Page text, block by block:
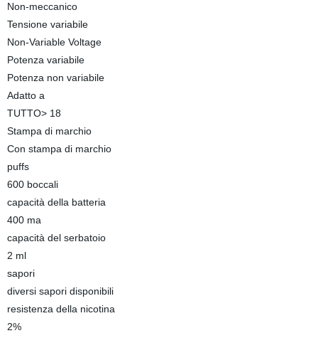
Non-meccanico
Tensione variabile
Non-Variable Voltage
Potenza variabile
Potenza non variabile
Adatto a
TUTTO> 18
Stampa di marchio
Con stampa di marchio
puffs
600 boccali
capacità della batteria
400 ma
capacità del serbatoio
2 ml
sapori
diversi sapori disponibili
resistenza della nicotina
2%